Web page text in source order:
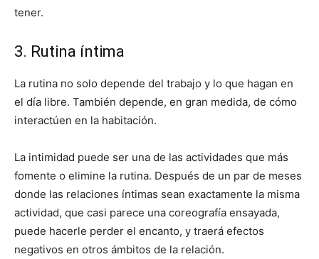
tener.
3. Rutina íntima
La rutina no solo depende del trabajo y lo que hagan en
el día libre. También depende, en gran medida, de cómo
interactúen en la habitación.
La intimidad puede ser una de las actividades que más
fomente o elimine la rutina. Después de un par de meses
donde las relaciones íntimas sean exactamente la misma
actividad, que casi parece una coreografía ensayada,
puede hacerle perder el encanto, y traerá efectos
negativos en otros ámbitos de la relación.